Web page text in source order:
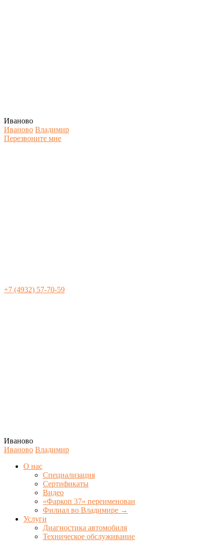
Иваново
Иваново Владимир
Перезвоните мне
+7 (4932) 57-70-59
Иваново
Иваново Владимир
О нас
Специализация
Сертификаты
Видео
«Фаркоп 37» переименован
Филиал во Владимире →
Услуги
Диагностика автомобиля
Техническое обслуживание